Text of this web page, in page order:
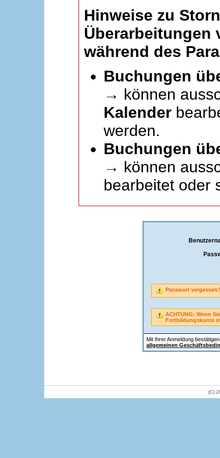
Hinweise zu
Überarbeitungen
während des
Buchungen
→ können
Kalender
werden.
Buchungen
→ können
bearbeitet oder
Mit Ihrer Anmeldung
allgemeinen
Passwort
ACHTUNG: Wenn
Fortbildungskonto
(C)